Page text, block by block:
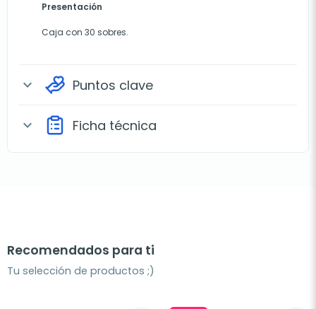
Presentación
Caja con 30 sobres.
expand_more Puntos clave
expand_more Ficha técnica
Recomendados para ti
Tu selección de productos ;)